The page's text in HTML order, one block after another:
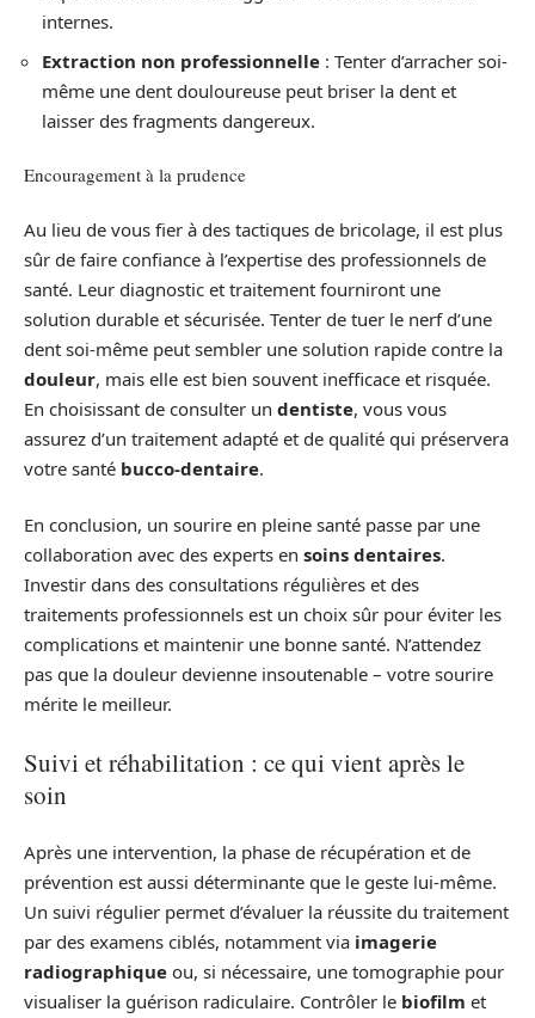
internes.
Extraction non professionnelle : Tenter d’arracher soi-
même une dent douloureuse peut briser la dent et
laisser des fragments dangereux.
Encouragement à la prudence
Au lieu de vous fier à des tactiques de bricolage, il est plus
sûr de faire confiance à l’expertise des professionnels de
santé. Leur diagnostic et traitement fourniront une
solution durable et sécurisée. Tenter de tuer le nerf d’une
dent soi-même peut sembler une solution rapide contre la
douleur, mais elle est bien souvent inefficace et risquée.
En choisissant de consulter un dentiste, vous vous
assurez d’un traitement adapté et de qualité qui préservera
votre santé bucco-dentaire.
En conclusion, un sourire en pleine santé passe par une
collaboration avec des experts en soins dentaires.
Investir dans des consultations régulières et des
traitements professionnels est un choix sûr pour éviter les
complications et maintenir une bonne santé. N’attendez
pas que la douleur devienne insoutenable – votre sourire
mérite le meilleur.
Suivi et réhabilitation : ce qui vient après le
soin
Après une intervention, la phase de récupération et de
prévention est aussi déterminante que le geste lui‑même.
Un suivi régulier permet d’évaluer la réussite du traitement
par des examens ciblés, notamment via imagerie
radiographique ou, si nécessaire, une tomographie pour
visualiser la guérison radiculaire. Contrôler le biofilm et